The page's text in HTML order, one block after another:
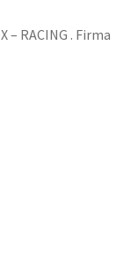
– RACING . Firma